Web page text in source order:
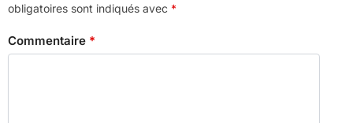
obligatoires sont indiqués avec *
Commentaire *